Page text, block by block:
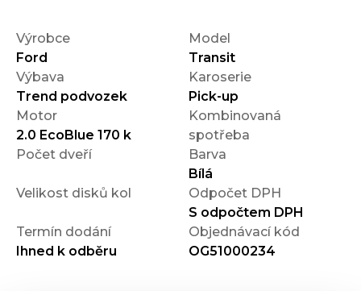
Výrobce
Ford
Model
Transit
Výbava
Trend podvozek
Karoserie
Pick-up
Motor
2.0 EcoBlue 170 k
Kombinovaná
spotřeba
Počet dveří
Barva
Bílá
Velikost disků kol
Odpočet DPH
S odpočtem DPH
Termín dodání
Ihned k odběru
Objednávací kód
OG51000234